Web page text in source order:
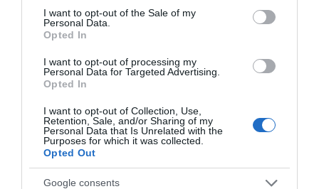
consent section.
I want to opt-out of the Sale of my
Personal Data.
Opted In
I want to opt-out of processing my
Personal Data for Targeted Advertising.
Opted In
I want to opt-out of Collection, Use,
Retention, Sale, and/or Sharing of my
Personal Data that Is Unrelated with the
Purposes for which it was collected.
Opted Out
Google consents
Korábbi bejegyzések Következő bejegyzés
HASONLÓ BEJEGYZÉSEK